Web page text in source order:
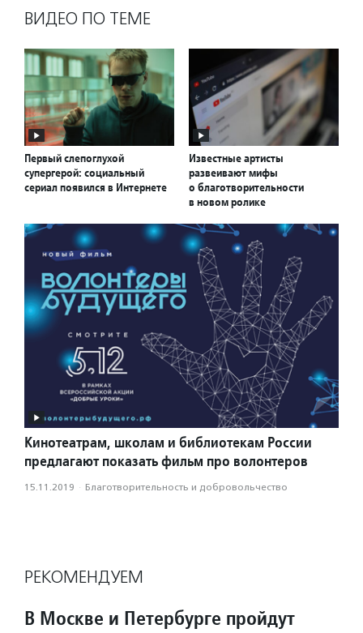
ВИДЕО ПО ТЕМЕ
Первый слепоглухой
супергерой: социальный
сериал появился в Интернете
Известные артисты
развеивают мифы
о благотворительности
в новом ролике
Кинотеатрам, школам и библиотекам России
предлагают показать фильм про волонтеров
15.11.2019 · Благотвори­тель­ность и доброволь­чест­во
РЕКОМЕНДУЕМ
В Москве и Петербурге пройдут